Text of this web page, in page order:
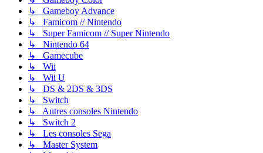
↳ Gameboy Advance
↳ Famicom // Nintendo
↳ Super Famicom // Super Nintendo
↳ Nintendo 64
↳ Gamecube
↳ Wii
↳ Wii U
↳ DS & 2DS & 3DS
↳ Switch
↳ Autres consoles Nintendo
↳ Switch 2
↳ Les consoles Sega
↳ Master System